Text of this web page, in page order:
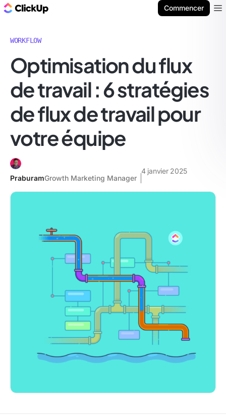
Commencer
WORKFLOW
Optimisation du flux
de travail : 6 stratégies
de flux de travail pour
votre équipe
PraburamGrowth Marketing Manager
4 janvier 2025